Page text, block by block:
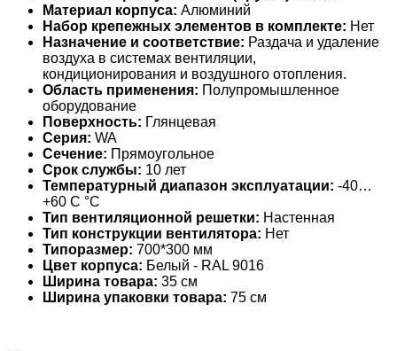
Материал корпуса: Алюминий
Набор крепежных элементов в комплекте: Нет
Назначение и соответствие: Раздача и удаление
воздуха в системах вентиляции,
кондиционирования и воздушного отопления.
Область применения: Полупромышленное
оборудование
Поверхность: Глянцевая
Серия: WA
Сечение: Прямоугольное
Срок службы: 10 лет
Температурный диапазон эксплуатации: -40…
+60 С °С
Тип вентиляционной решетки: Настенная
Тип конструкции вентилятора: Нет
Типоразмер: 700*300 мм
Цвет корпуса: Белый - RAL 9016
Ширина товара: 35 см
Ширина упаковки товара: 75 см